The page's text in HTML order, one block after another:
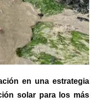
en una estrategia
solar para los más